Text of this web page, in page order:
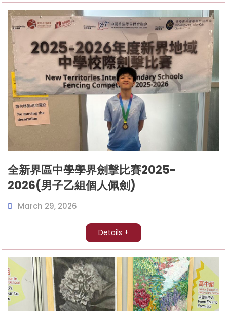
全新界區中學學界劍擊比賽2025-
2026(男子乙組個人佩劍)
March 29, 2026
Details +